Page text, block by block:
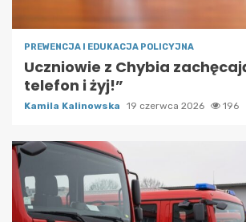
PREWENCJA I EDUKACJA POLICYJNA
Uczniowie z Chybia
telefon i żyj!”
Kamila Kalinowska 19 czerwca 2026 196